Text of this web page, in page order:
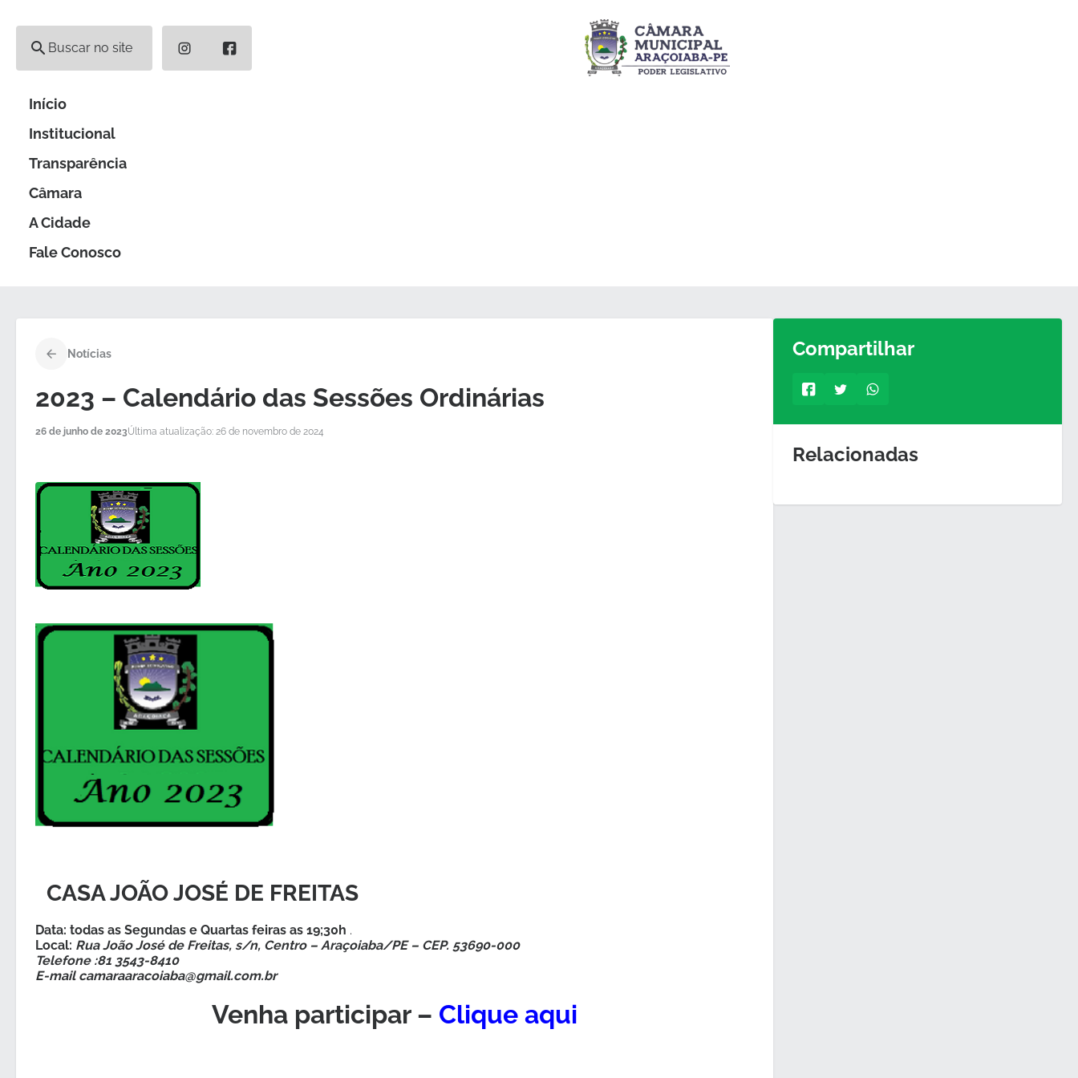
para
conteúdo
instagramfacebook
Início
Institucional
Transparência
Câmara
A Cidade
Fale Conosco
Notícias
2023 – Calendário das Sessões Ordinárias
26 de junho de 2023Última atualização: 26 de novembro de 2024
CASA JOÃO JOSÉ DE FREITAS
Data: todas as Segundas e Quartas feiras as 19;30h .
Local: Rua João José de Freitas, s/n, Centro – Araçoiaba/PE – CEP. 53690-000
Telefone :81 3543-8410
E-mail camaraaracoiaba@gmail.com.br
Venha participar – Clique aqui
Compartilhar
Relacionadas